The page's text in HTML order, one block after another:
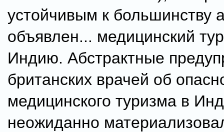
устойчивым к большинству
объявлен... медицинский
Индию. Абстрактные
британских врачей об
медицинского туризма в
неожиданно